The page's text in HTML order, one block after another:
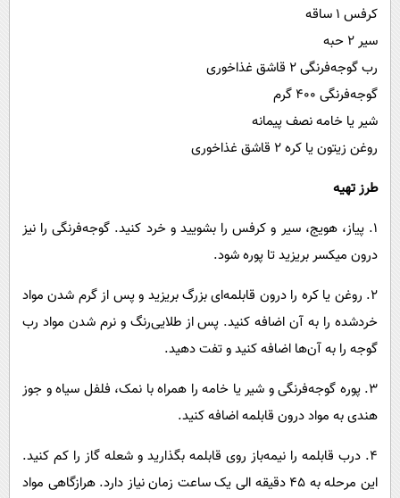
کرفس ۱ ساقه
سیر ۲ حبه
رب گوجه‌فرنگی ۲ قاشق غذاخوری
گوجه‌فرنگی ۴۰۰ گرم
شیر یا خامه نصف پیمانه
روغن زیتون یا کره ۲ قاشق غذاخوری
طرز تهیه
۱. پیاز، هویج، سیر و کرفس را بشویید و خرد کنید. گوجه‌فرنگی را نیز
درون میکسر بریزید تا پوره شود.
۲. روغن یا کره را درون قابلمه‌ای بزرگ بریزید و پس از گرم شدن مواد
خردشده را به آن اضافه کنید. پس از طلایی‌رنگ و نرم شدن مواد رب
گوجه را به آن‌ها اضافه کنید و تفت دهید.
۳. پوره گوجه‌فرنگی و شیر یا خامه را همراه با نمک، فلفل سیاه و جوز
هندی به مواد درون قابلمه اضافه کنید.
۴. درب قابلمه را نیمه‌باز روی قابلمه بگذارید و شعله گاز را کم کنید.
این مرحله به ۴۵ دقیقه الی یک ساعت زمان نیاز دارد. هرازگاهی مواد